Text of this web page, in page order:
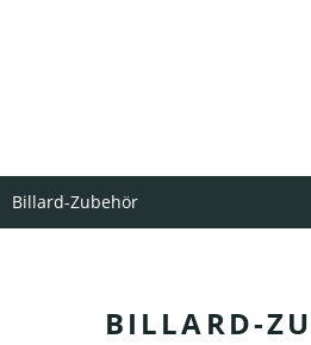
Billard-Zubehör
BILLARD-